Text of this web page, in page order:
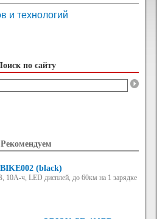
и технологий
по сайту
Рекомендуем
(black)
10А-ч, LED дисплей, до 60км на 1 зарядке